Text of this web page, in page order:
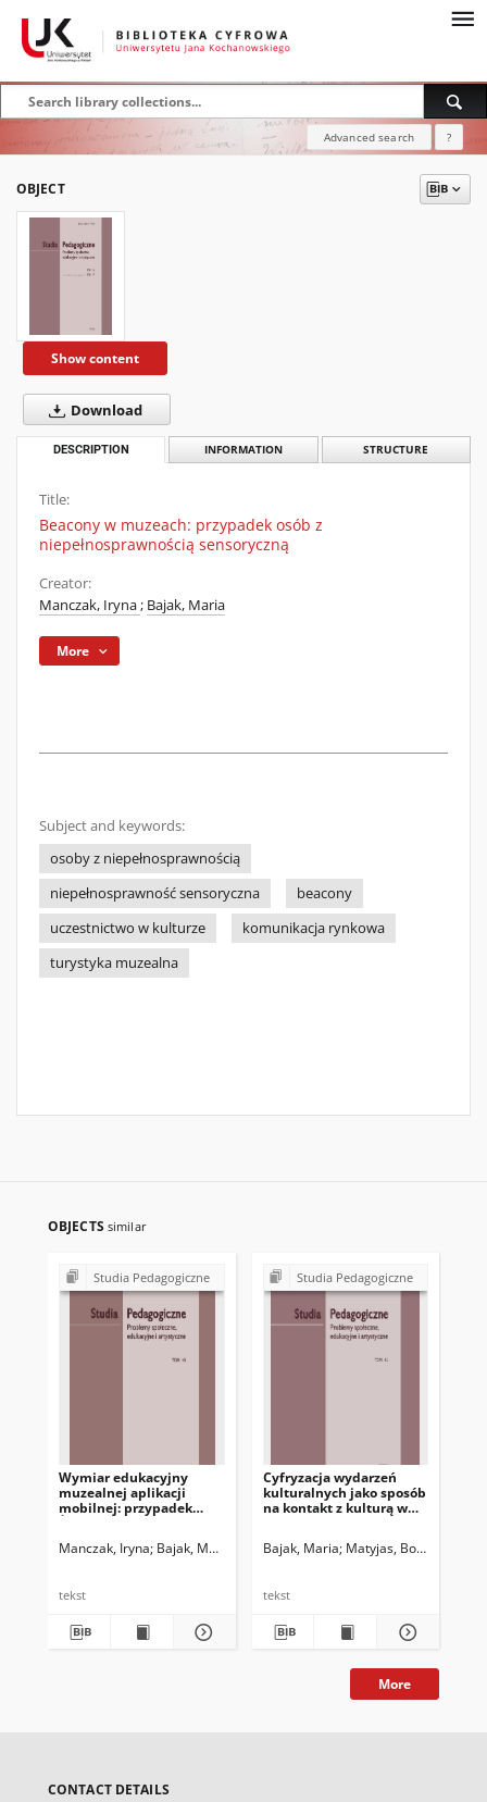
Advanced search ?
OBJECT
Show content
Download
DESCRIPTION INFORMATION STRUCTURE
Title:
Beacony w muzeach: przypadek osób z
niepełnosprawnością sensoryczną
Creator:
Manczak, Iryna; Bajak, Maria
More
Subject and keywords:
osoby z niepełnosprawnością
niepełnosprawność sensoryczna
beacony
uczestnictwo w kulturze
komunikacja rynkowa
turystyka muzealna
OBJECTS similar
Studia Pedagogiczne
Wymiar edukacyjny
muzealnej aplikacji
mobilnej: przypadek
Manczak, Iryna Bajak, Maria
tekst
Studia Pedagogiczne
Cyfryzacja wydarzeń
kulturalnych jako sposób
na kontakt z kulturą w
perspektywy
Bajak, Maria Matyjas, Bożena. Red.
tekst
More
CONTACT DETAILS